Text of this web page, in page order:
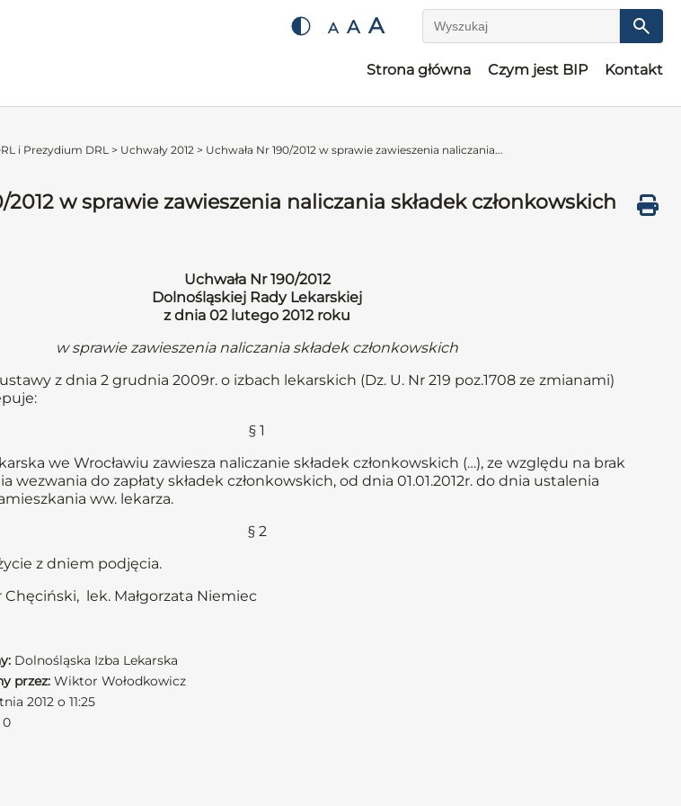
A A A Wyszukaj
Strona główna Czym jest BIP Kontakt
i Prezydium DRL > Uchwały 2012 > Uchwała Nr 190/2012 w sprawie zawieszenia naliczania...
2012 w sprawie zawieszenia naliczania składek członkowskich
Uchwała Nr 190/2012
Dolnośląskiej Rady Lekarskiej
z dnia 02 lutego 2012 roku
w sprawie zawieszenia naliczania składek członkowskich
z dnia 2 grudnia 2009r. o izbach lekarskich (Dz. U. Nr 219 poz.1708 ze zmianami)
§ 1
we Wrocławiu zawiesza naliczanie składek członkowskich (…), ze względu na brak
wezwania do zapłaty składek członkowskich, od dnia 01.01.2012r. do dnia ustalenia
ww. lekarza.
§ 2
z dniem podjęcia.
Chęciński, lek. Małgorzata Niemiec
Dolnośląska Izba Lekarska
przez: Wiktor Wołodkowicz
2012 o 11:25
0